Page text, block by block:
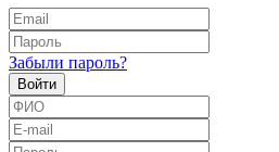
Забыли пароль?
Войти